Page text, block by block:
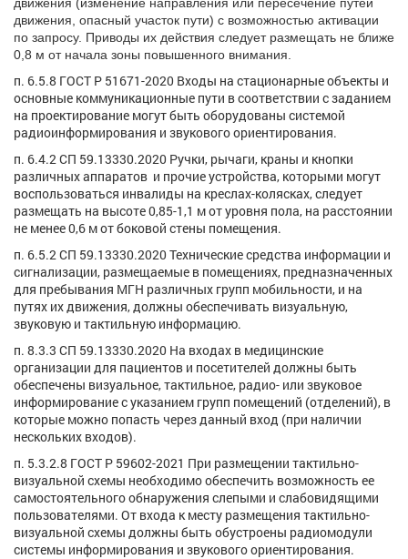
движения, опасный участок пути) с возможностью активации
по запросу. Приводы их действия следует размещать не ближе
0,8 м от начала зоны повышенного внимания.
п. 6.5.8 ГОСТ Р 51671-2020 Входы на стационарные объекты и
основные коммуникационные пути в соответствии с заданием
на проектирование могут быть оборудованы системой
радиоинформирования и звукового ориентирования.
п. 6.4.2 СП 59.13330.2020 Ручки, рычаги, краны и кнопки
различных аппаратов и прочие устройства, которыми могут
воспользоваться инвалиды на креслах-колясках, следует
размещать на высоте 0,85-1,1 м от уровня пола, на расстоянии
не менее 0,6 м от боковой стены помещения.
п. 6.5.2 СП 59.13330.2020 Технические средства информации и
сигнализации, размещаемые в помещениях, предназначенных
для пребывания МГН различных групп мобильности, и на
путях их движения, должны обеспечивать визуальную,
звуковую и тактильную информацию.
п. 8.3.3 СП 59.13330.2020 На входах в медицинские
организации для пациентов и посетителей должны быть
обеспечены визуальное, тактильное, радио- или звуковое
информирование с указанием групп помещений (отделений), в
которые можно попасть через данный вход (при наличии
нескольких входов).
п. 5.3.2.8 ГОСТ Р 59602-2021 При размещении тактильно-
визуальной схемы необходимо обеспечить возможность ее
самостоятельного обнаружения слепыми и слабовидящими
пользователями. От входа к месту размещения тактильно-
визуальной схемы должны быть обустроены радиомодули
системы информирования и звукового ориентирования.